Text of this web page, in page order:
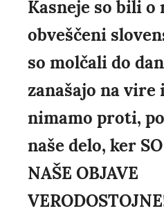
Kasneje so bili o
obveščeni
so molčali do
zanašajo na vire
nimamo proti,
naše delo, ker
NAŠE OBJAVE